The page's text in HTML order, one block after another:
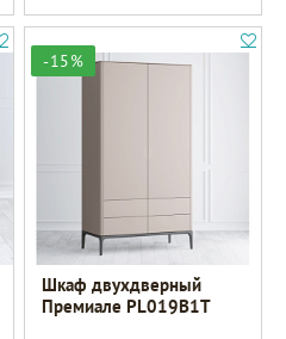
-15%
Шкаф двухдверный
Премиале PL019B1T